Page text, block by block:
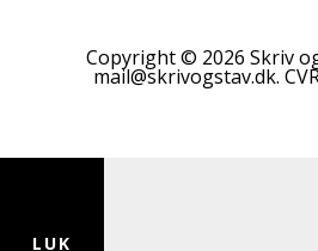
Copyright © 2026 Skriv
mail@skrivogstav.dk.
LUK